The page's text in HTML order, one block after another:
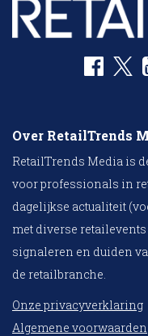
Over RetailTrends
RetailTrends Media is
voor professionals in
dagelijkse actualiteit
met diverse
signaleren en duiden
de retailbranche.
Onze privacyverklaring
Algemene voorwaarden